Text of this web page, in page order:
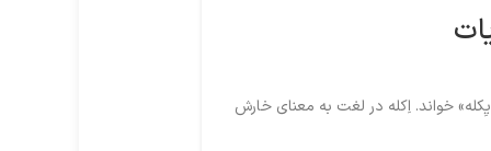
خواند. اِکله در لغت به معنای خارش